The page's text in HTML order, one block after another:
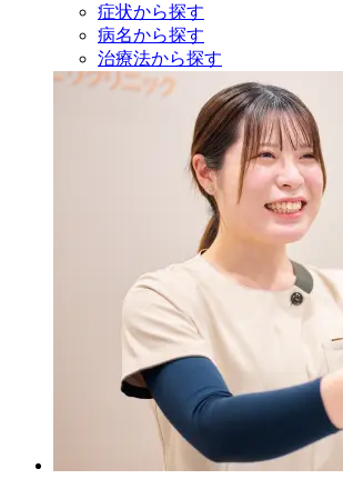
症状から探す
病名から探す
治療法から探す